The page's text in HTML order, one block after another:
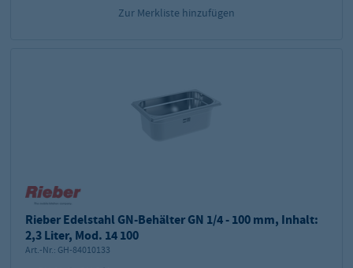
Zur Merkliste hinzufügen
Rieber Edelstahl GN-Behälter GN 1/4 - 100 mm, Inhalt:
2,3 Liter, Mod. 14 100
Art.-Nr.: GH-84010133